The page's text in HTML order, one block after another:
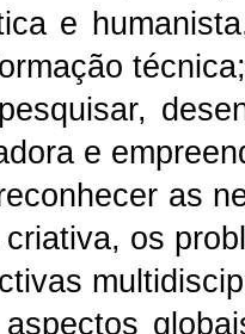
e
técnica;
e
as
os